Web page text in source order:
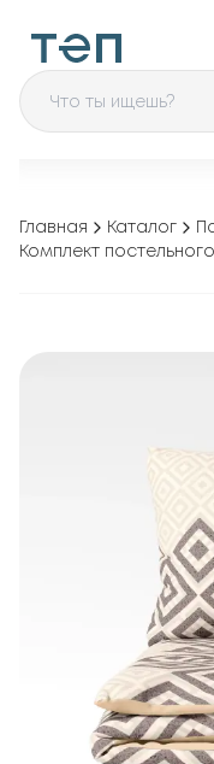
Главная Каталог
Комплект